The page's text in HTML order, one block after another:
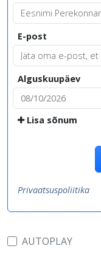
E-post
Alguskuupäev
Lisa sõnum
Privaatsuspoliitika
AUTOPLAY